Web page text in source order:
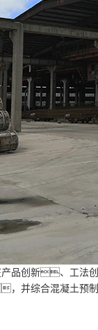
创新、工法
，并综合混凝土